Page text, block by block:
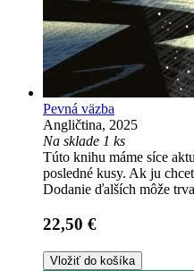
Pevná väzba
Angličtina, 2025
Na sklade 1 ks
Túto knihu máme síce
posledné kusy. Ak ju
Dodanie ďalších môže
22,50 €
Vložiť do košíka